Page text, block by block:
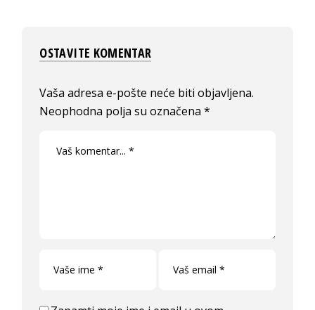
OSTAVITE KOMENTAR
Vaša adresa e-pošte neće biti objavljena.
Neophodna polja su označena*